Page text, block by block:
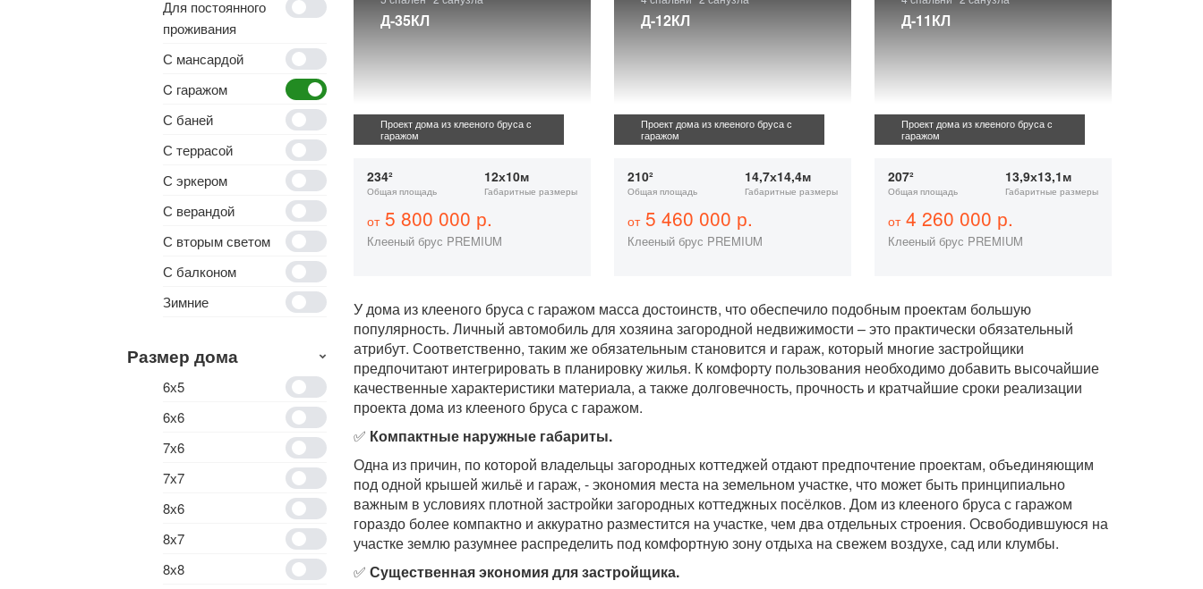
Для постоянного
проживания
С мансардой
C гаражом
С баней
С террасой
С эркером
С верандой
С вторым светом
С балконом
Зимние
Размер дома
6х5
6х6
7х6
7х7
8х6
8х7
8х8
Д-35КЛ
Проект дома из клееного бруса с
гаражом
234²
Общая площадь
12х10м
Габаритные размеры
от5 800 000 р.
Клееный брус PREMIUM
Д-12КЛ
Проект дома из клееного бруса с
гаражом
210²
Общая площадь
14,7х14,4м
Габаритные размеры
от5 460 000 р.
Клееный брус PREMIUM
Д-11КЛ
Проект дома из клееного бруса с
гаражом
207²
Общая площадь
13,9х13,1м
Габаритные размеры
от4 260 000 р.
Клееный брус PREMIUM
У дома из клееного бруса с гаражом масса достоинств, что обеспечило подобным проектам большую
популярность. Личный автомобиль для хозяина загородной недвижимости – это практически обязательный
атрибут. Соответственно, таким же обязательным становится и гараж, который многие застройщики
предпочитают интегрировать в планировку жилья. К комфорту пользования необходимо добавить высочайшие
качественные характеристики материала, а также долговечность, прочность и кратчайшие сроки реализации
проекта дома из клееного бруса с гаражом.
✅ Компактные наружные габариты.
Одна из причин, по которой владельцы загородных коттеджей отдают предпочтение проектам, объединяющим
под одной крышей жильё и гараж, - экономия места на земельном участке, что может быть принципиально
важным в условиях плотной застройки загородных коттеджных посёлков. Дом из клееного бруса с гаражом
гораздо более компактно и аккуратно разместится на участке, чем два отдельных строения. Освободившуюся на
участке землю разумнее распределить под комфортную зону отдыха на свежем воздухе, сад или клумбы.
✅ Существенная экономия для застройщика.